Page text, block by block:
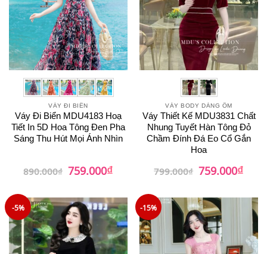
VÁY ĐI BIỂN
Váy Đi Biển MDU4183 Hoạ
Tiết In 5D Hoa Tông Đen Pha
Sáng Thu Hút Mọi Ánh Nhìn
890.000₫ Giá
gốc
759.000₫Giá
hiện
759.000₫.
VÁY BODY DÁNG ÔM
Váy Thiết Kế MDU3831 Chất
Nhung Tuyết Hàn Tông Đỏ
Chầm Đính Đá Eo Cổ Gắn
Hoa
799.000₫ Giá
gốc
759.000₫Giá
hiện
-5% -15%